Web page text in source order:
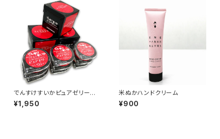
でんすけすいかピュアゼリー 3
個入×3箱
¥1,950
米ぬかハンドクリーム
¥900